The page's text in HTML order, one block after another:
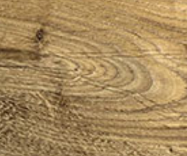
faire,
se faire
…
Marie